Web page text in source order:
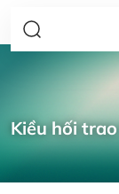
Kiều hối